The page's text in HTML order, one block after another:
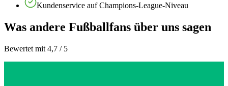
Kundenservice auf Champions-League-Niveau
Was andere Fußballfans über uns sagen
Bewertet mit 4,7 / 5